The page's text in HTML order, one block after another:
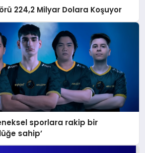
224,2 Milyar Dolara Koşuyor
sporlara rakip bir
sahip’